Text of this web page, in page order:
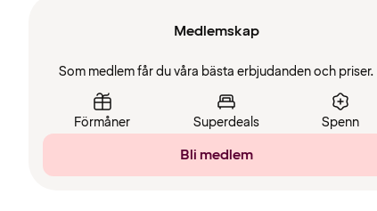
Medlemskap
Som medlem får du våra bästa erbjudanden och priser.
Förmåner Superdeals Spenn
Bli medlem